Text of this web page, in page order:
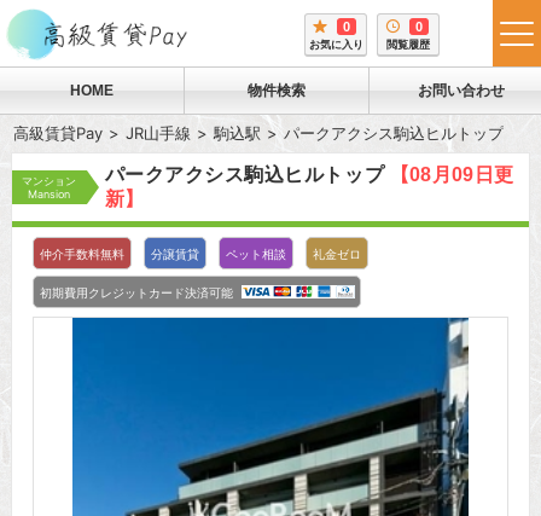
0
お気に入り
0
閲覧履歴
HOME 物件検索 お問い合わせ
高級賃貸Pay JR山手線 駒込駅 パークアクシス駒込ヒルトップ
マンション
Mansion
パークアクシス駒込ヒルトップ
【08月09日更
新】
仲介手数料無料 分譲賃貸 ペット相談 礼金ゼロ
初期費用クレジットカード決済可能